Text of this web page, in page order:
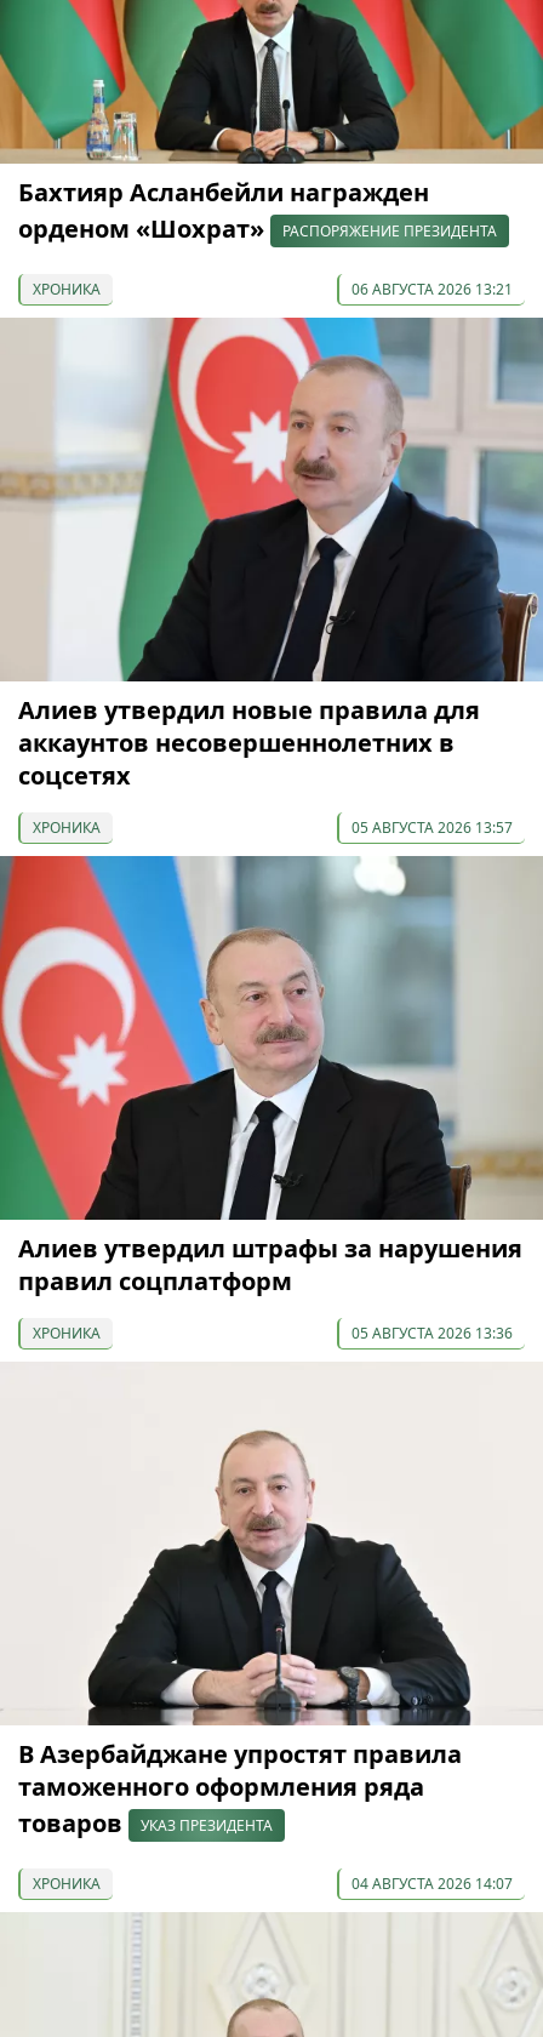
Бахтияр Асланбейли награжден
орденом «Шохрат»
РАСПОРЯЖЕНИЕ ПРЕЗИДЕНТА
ХРОНИКА 06 АВГУСТА 2026 13:21
Алиев утвердил новые правила для
аккаунтов несовершеннолетних в
соцсетях
ХРОНИКА 05 АВГУСТА 2026 13:57
Алиев утвердил штрафы за нарушения
правил соцплатформ
ХРОНИКА 05 АВГУСТА 2026 13:36
В Азербайджане упростят правила
таможенного оформления ряда
товаров
УКАЗ ПРЕЗИДЕНТА
ХРОНИКА 04 АВГУСТА 2026 14:07